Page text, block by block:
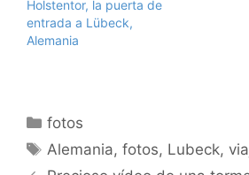
Holstentor, la puerta de
entrada a Lübeck,
Alemania
Categorías
fotos
Etiquetas
Alemania,fotos, Lubeck,